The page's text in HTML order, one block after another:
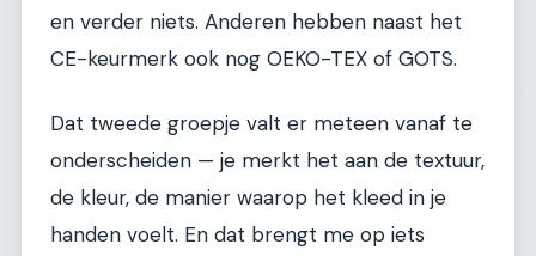
en verder niets. Anderen hebben naast het
CE-keurmerk ook nog OEKO-TEX of GOTS.
Dat tweede groepje valt er meteen vanaf te
onderscheiden — je merkt het aan de textuur,
de kleur, de manier waarop het kleed in je
handen voelt. En dat brengt me op iets